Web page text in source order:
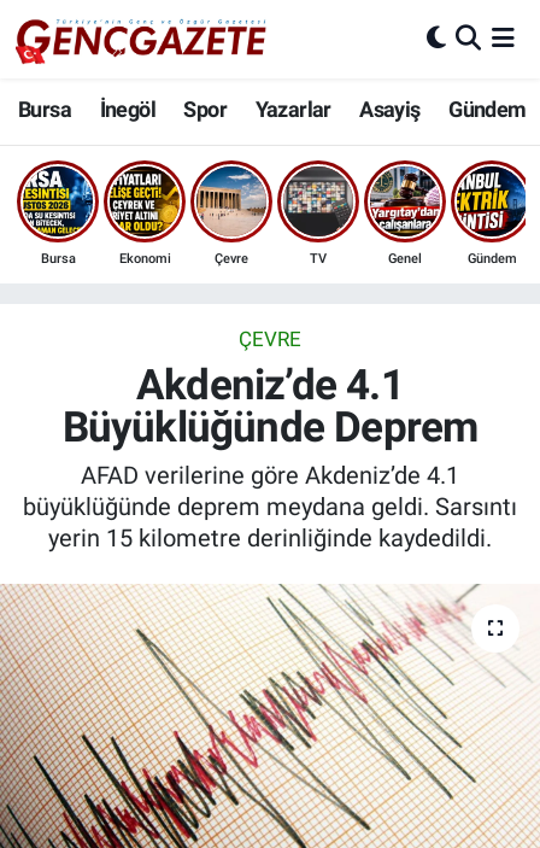
Bursa İnegöl Spor Yazarlar Asayiş Gündem
Bursa Ekonomi Çevre TV Genel Gündem
ÇEVRE
Akdeniz’de 4.1
Büyüklüğünde Deprem
AFAD verilerine göre Akdeniz’de 4.1
büyüklüğünde deprem meydana geldi. Sarsıntı
yerin 15 kilometre derinliğinde kaydedildi.
Bursa
İnegöl
3.SAYFA
Ekonomi
Güncel
İnanç
Kadın & Aile
Kültür & Sanat
Sağlık
Siyaset
Teknoloji
Nöbetçi Eczaneler
Hava Durumu
Trafik Durumu
Son Dakika Haberleri
Haber Arşivi